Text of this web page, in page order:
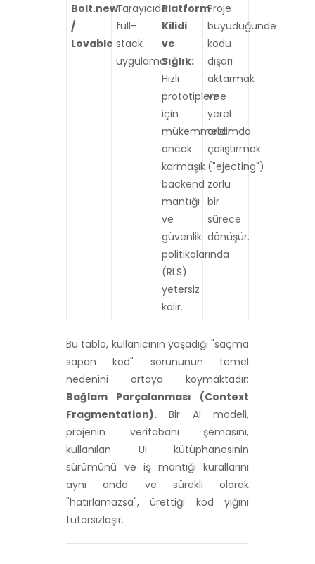
Bolt.new
/
Lovable
Tarayıcıda
full-
stack
uygulama.
Platform
Kilidi
ve
Sığlık:
Hızlı
prototipleme
için
mükemmeldir
ancak
karmaşık
backend
mantığı
ve
güvenlik
politikalarında
(RLS)
yetersiz
kalır.
Proje
büyüdüğünde
kodu
dışarı
aktarmak
ve
yerel
ortamda
çalıştırmak
("ejecting")
zorlu
bir
sürece
dönüşür.
Bu tablo, kullanıcının yaşadığı "saçma
sapan kod" sorununun temel
nedenini ortaya koymaktadır:
Bağlam Parçalanması (Context
Fragmentation). Bir AI modeli,
projenin veritabanı şemasını,
kullanılan UI kütüphanesinin
sürümünü ve iş mantığı kurallarını
aynı anda ve sürekli olarak
"hatırlamazsa", ürettiği kod yığını
tutarsızlaşır.